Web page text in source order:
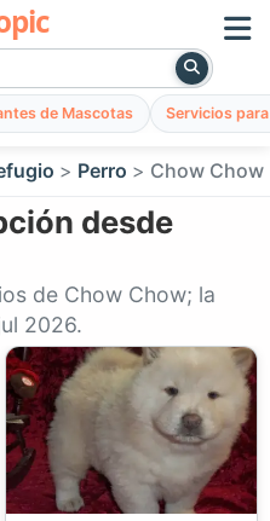
de Mascotas Servicios
Perro Chow Chow
desde
de Chow Chow; la
2026.